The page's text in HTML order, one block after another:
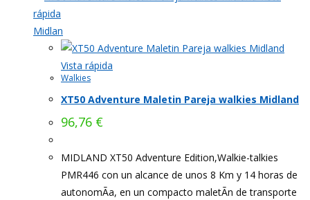
rápida
Midlan
Vista rápida
Walkies
XT50 Adventure Maletin Pareja walkies Midland
96,76 €
MIDLAND XT50 Adventure Edition,Walkie-talkies
PMR446 con un alcance de unos 8 Km y 14 horas de
autonomÃ­a, en un compacto maletÃ­n de transporte